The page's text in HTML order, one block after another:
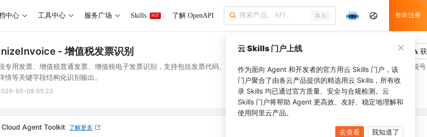
中心 工具中心 服务广场 Skills HOT 了解 OpenAPI ⌘ K 登录/注册
- 增值税发票识别
专用发票、增值税普通发票、增值税电子发票识别，支持包括发票代码、发票号码、开票日期、发票金额、发票税额、检验码、购买方税
情等关键字段结构化识别输出。
05-08 05:23
Agent Toolkit 了解更多
云 Skills 门户上线
作为面向 Agent 和开发者的官方用云 Skills 门户，该
门户聚合了由各云产品提供的精选用云 Skills，所有收
录 Skills 均已通过官方质量、安全与合规检测。云
Skills 门户将帮助 Agent 更高效、友好、稳定地理解和
使用阿里云产品。
去查看 我知道了